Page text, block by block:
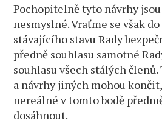
Pochopitelně tyto návrhy
nesmyslné. Vraťme se však
stávajícího stavu Rady
předně souhlasu samotné
souhlasu všech stálých
a návrhy jiných mohou
nereálné v tomto bodě
dosáhnout.